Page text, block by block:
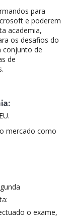
para
e poderem
academia,
os desafios do
conjunto de
de
mercado como
o exame,